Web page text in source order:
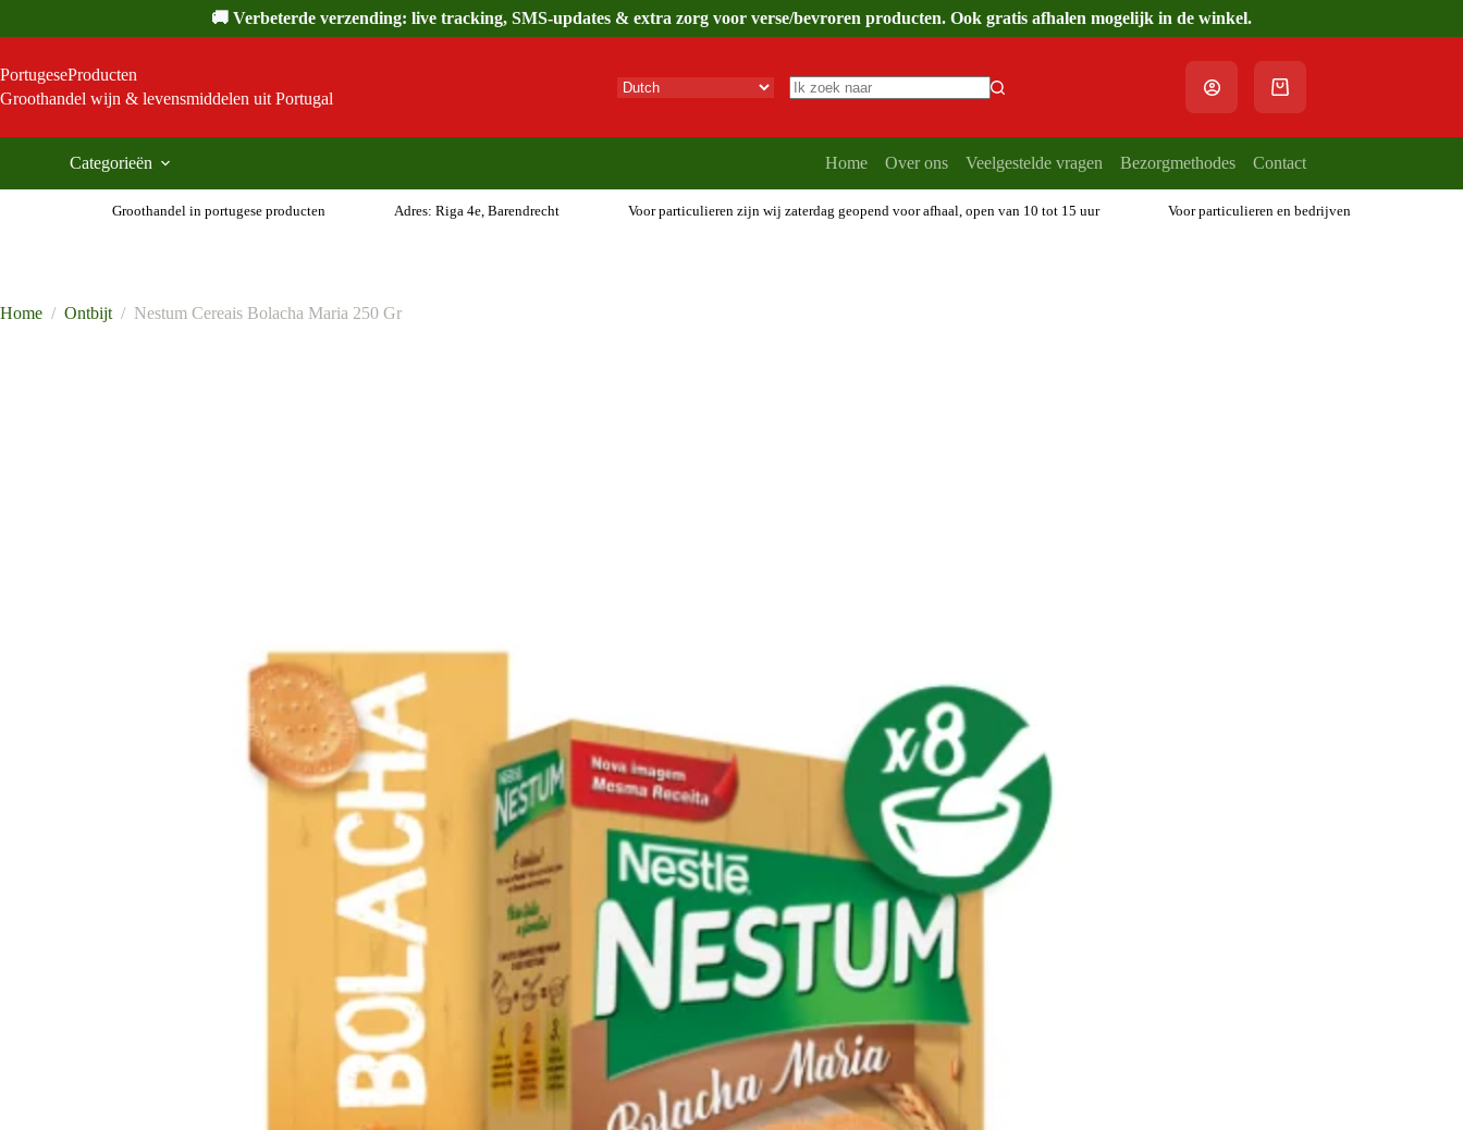
inhoud
🚚 Verbeterde verzending: live tracking, SMS-updates & extra zorg voor verse/bevroren producten. Ook gratis afhalen mogelijk in de winkel.
PortugeseProducten
Groothandel wijn & levensmiddelen uit Portugal
Winkelwagen
Categorieën Home Over ons Veelgestelde vragen Bezorgmethodes Contact
Groothandel in portugese producten Adres: Riga 4e, Barendrecht Voor particulieren zijn wij zaterdag geopend voor afhaal, open van 10 tot 15 uur Voor particulieren en bedrijven
Home / Ontbijt / Nestum Cereais Bolacha Maria 250 Gr